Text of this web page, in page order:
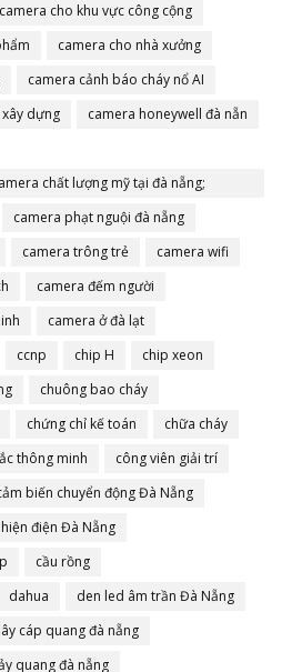
camera cho khu vực công cộng
camera cho nhà xưởng
camera cảnh báo cháy nổ AI
dựng
camera honeywell đà nẵn
chất lượng mỹ tại đà nẵng;
camera phạt nguội đà nẵng
camera trông trẻ
camera wifi
camera đếm người
camera ở đà lạt
ccnp chip H
chip xeon
chuông bao cháy
chứng chỉ kế toán
chữa cháy
thông minh
công viên giải trí
biến chuyển động Đà Nẵng
điện Đà Nẵng
cầu rồng
dahua
den led âm trần Đà Nẵng
cáp quang đà nẵng
quang đà nẵng